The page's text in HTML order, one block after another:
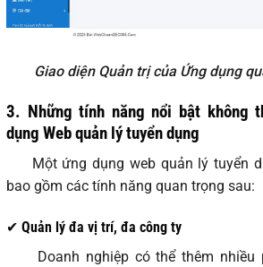
Giao diện Quản trị của Ứng dụng
3. Những tính năng nổi bật không
dụng Web quản lý tuyển dụng
Một ứng dụng web quản lý tuyển
bao gồm các tính năng quan trọng sau:
✔ Quản lý đa vị trí, đa công ty
Doanh nghiệp có thể thêm nhiều